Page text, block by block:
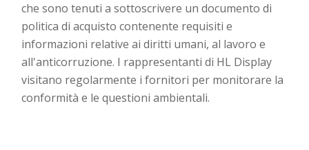
che sono tenuti a sottoscrivere un documento di
politica di acquisto contenente requisiti e
informazioni relative ai diritti umani, al lavoro e
all'anticorruzione. I rappresentanti di HL Display
visitano regolarmente i fornitori per monitorare la
conformità e le questioni ambientali.